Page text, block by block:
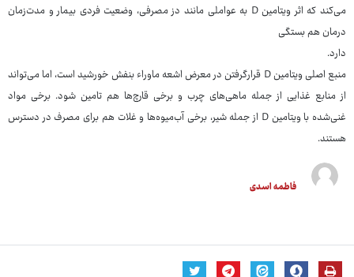
می‌کند که اثر ویتامین D به عواملی مانند دز مصرفی، وضعیت فردی بیمار و مدت‌زمان
درمان هم بستگی
دارد.
منبع اصلی ویتامین D قرارگرفتن در معرض اشعه ماوراء بنفش خورشید است، اما می‌تواند
از منابع غذایی از جمله ماهی‌های چرب و برخی قارچ‌ها هم تامین شود. برخی مواد
غنی‌شده با ویتامین D از جمله شیر، برخی آب‌میوه‌ها و غلات هم برای مصرف در دسترس
هستند.
فاطمه اسدی